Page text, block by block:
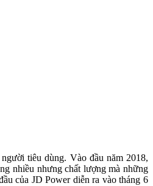
tiêu dùng. Vào đầu năm 2018,
nhiều nhưng chất lượng mà những
của JD Power diễn ra vào tháng 6